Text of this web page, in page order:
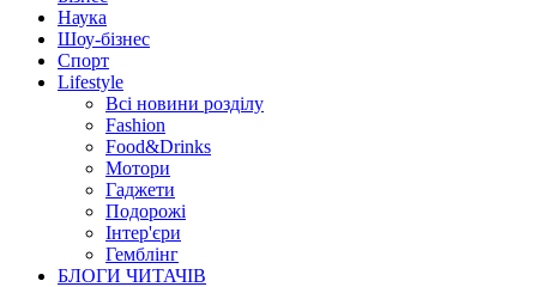
Наука
Шоу-бізнес
Спорт
Lifestyle
Всі новини розділу
Fashion
Food&Drinks
Мотори
Гаджети
Подорожі
Інтер'єри
Гемблінг
БЛОГИ ЧИТАЧІВ